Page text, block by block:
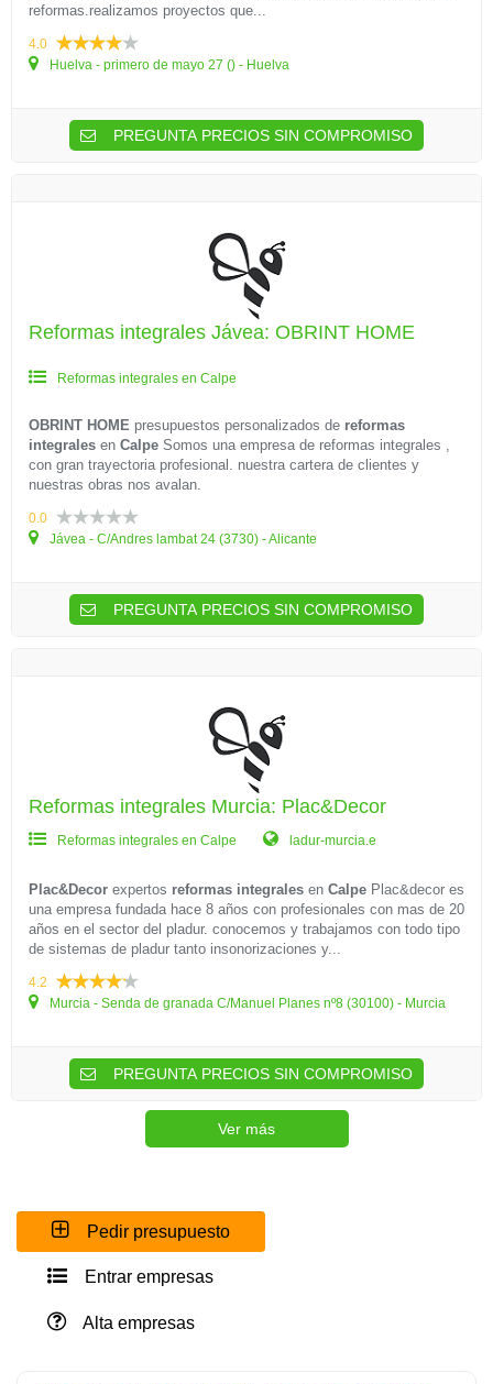
reformas.realizamos proyectos que...
4.0
Huelva - primero de mayo 27 () - Huelva
PREGUNTA PRECIOS SIN COMPROMISO
Reformas integrales Jávea: OBRINT HOME
Reformas integrales en Calpe
OBRINT HOME presupuestos personalizados de reformas
integrales en Calpe Somos una empresa de reformas integrales ,
con gran trayectoria profesional. nuestra cartera de clientes y
nuestras obras nos avalan.
0.0
Jávea - C/Andres lambat 24 (3730) - Alicante
PREGUNTA PRECIOS SIN COMPROMISO
Reformas integrales Murcia: Plac&Decor
Reformas integrales en Calpe ladur-murcia.e
Plac&Decor expertos reformas integrales en Calpe Plac&decor es
una empresa fundada hace 8 años con profesionales con mas de 20
años en el sector del pladur. conocemos y trabajamos con todo tipo
de sistemas de pladur tanto insonorizaciones y...
4.2
Murcia - Senda de granada C/Manuel Planes nº8 (30100) - Murcia
PREGUNTA PRECIOS SIN COMPROMISO
Ver más
Pedir presupuesto
Entrar empresas
Alta empresas